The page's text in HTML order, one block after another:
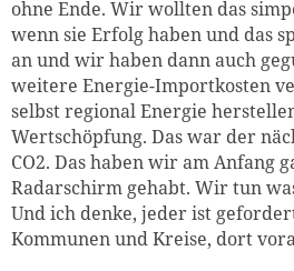
ohne Ende. Wir wollten das
wenn sie Erfolg haben und das
an und wir haben dann auch
weitere Energie-Importkosten
selbst regional Energie
Wertschöpfung. Das war der
CO2. Das haben wir am Anfang
Radarschirm gehabt. Wir tun
Und ich denke, jeder ist
Kommunen und Kreise, dort